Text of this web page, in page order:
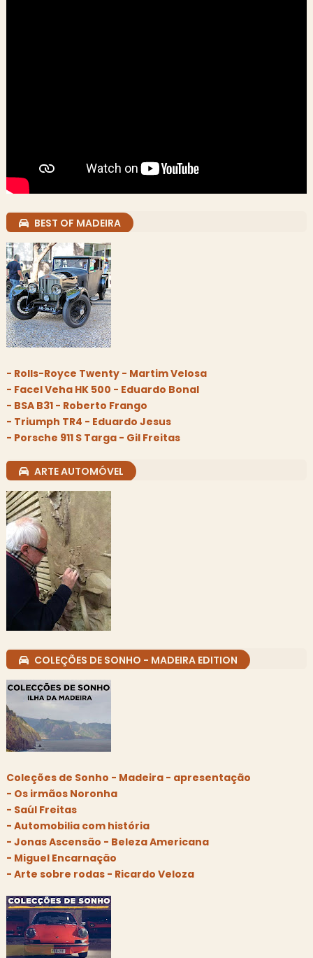
BEST OF MADEIRA
- Rolls-Royce Twenty - Martim Velosa
- Facel Veha HK 500 - Eduardo Bonal
- BSA B31 - Roberto Frango
- Triumph TR4 - Eduardo Jesus
- Porsche 911 S Targa - Gil Freitas
ARTE AUTOMÓVEL
COLEÇÕES DE SONHO - MADEIRA EDITION
Coleções de Sonho - Madeira - apresentação
- Os irmãos Noronha
- Saúl Freitas
- Automobilia com história
- Jonas Ascensão - Beleza Americana
- Miguel Encarnação
- Arte sobre rodas - Ricardo Veloza